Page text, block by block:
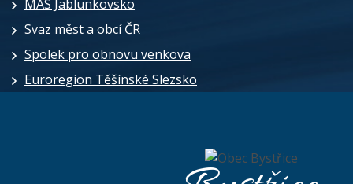
MAS Jablunkovsko
Svaz měst a obcí ČR
Spolek pro obnovu venkova
Euroregion Těšínské Slezsko